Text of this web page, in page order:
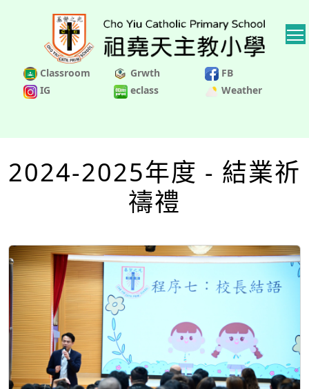
Classroom Grwth
FB
IG
eclass Weather
2024-2025年度 - 結業祈
禱禮